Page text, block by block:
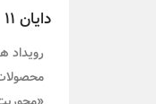
دایان 11
رویداد